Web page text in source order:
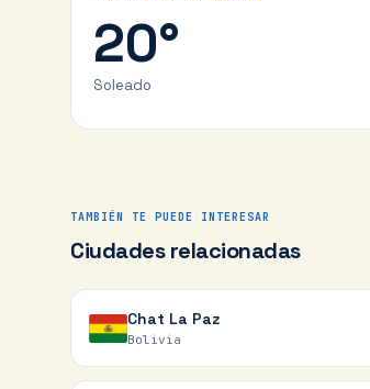
20°
Soleado
TAMBIÉN TE PUEDE INTERESAR
Ciudades relacionadas
Chat La Paz
Bolivia